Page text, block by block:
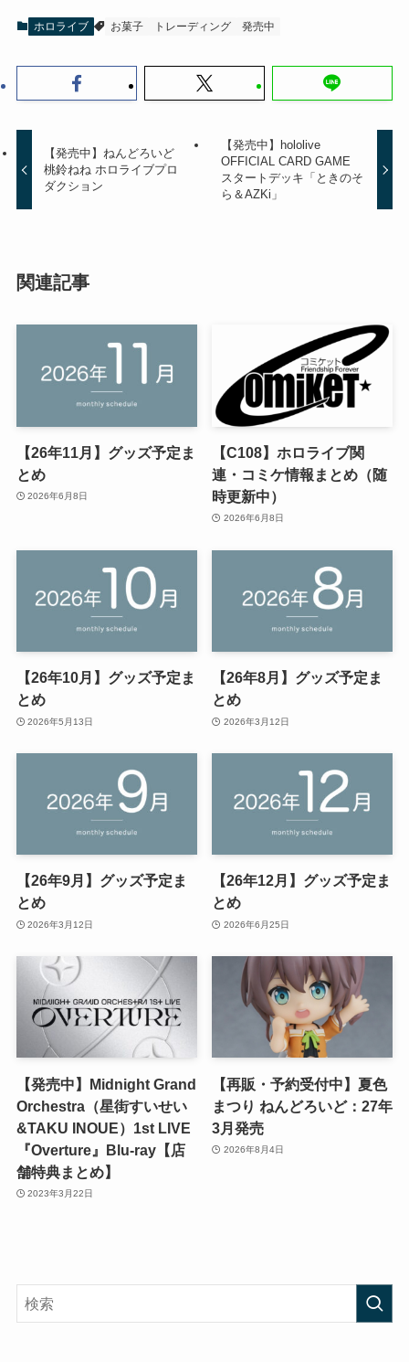
ホロライブ お菓子 トレーディング 発売中
【発売中】ねんどろいど
桃鈴ねね ホロライブプロ
ダクション
【発売中】hololive
OFFICIAL CARD GAME
スタートデッキ「ときのそ
ら＆AZKi」
関連記事
【26年11月】グッズ予定ま
とめ
2026年6月8日
【C108】ホロライブ関
連・コミケ情報まとめ（随
時更新中）
2026年6月8日
【26年10月】グッズ予定ま
とめ
2026年5月13日
【26年8月】グッズ予定ま
とめ
2026年3月12日
【26年9月】グッズ予定ま
とめ
2026年3月12日
【26年12月】グッズ予定ま
とめ
2026年6月25日
【発売中】Midnight Grand
Orchestra（星街すいせい
&TAKU INOUE）1st LIVE
『Overture』Blu-ray【店
舗特典まとめ】
2023年3月22日
【再販・予約受付中】夏色
まつり ねんどろいど：27年
3月発売
2026年8月4日